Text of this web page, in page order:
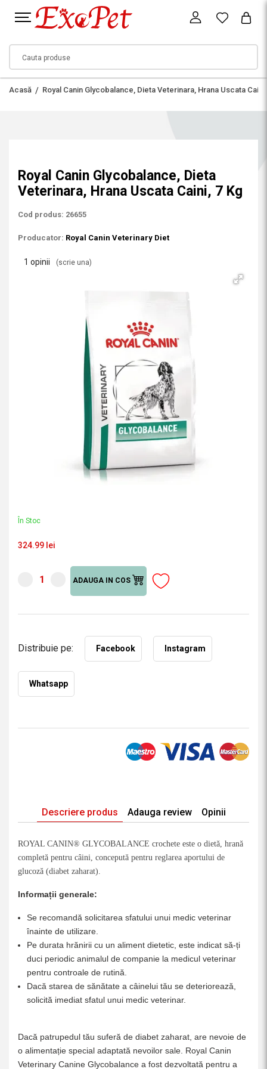
Acasă Royal Canin Glycobalance, Dieta Veterinara, Hrana Uscata
Descriere produs Adauga review Opinii
ROYAL CANIN® GLYCOBALANCE crochete este o dietă, hrană
completă pentru câini, concepută pentru reglarea aportului de
glucoză (diabet zaharat).
Informații generale:
Se recomandă solicitarea sfatului unui medic veterinar
înainte de utilizare.
Pe durata hrănirii cu un aliment dietetic, este indicat să-ți
duci periodic animalul de companie la medicul veterinar
pentru controale de rutină.
Dacă starea de sănătate a câinelui tău se deteriorează,
solicită imediat sfatul unui medic veterinar.
Dacă patrupedul tău suferă de diabet zaharat, are nevoie de
o alimentație special adaptată nevoilor sale. Royal Canin
Veterinary Canine Glycobalance a fost dezvoltată pentru a
Royal Canin Glycobalance, Dieta
Veterinara, Hrana Uscata Caini, 7 Kg
Cod produs: 26655
Producator: Royal Canin Veterinary Diet
1 opinii (scrie una)
În Stoc
324.99 lei
ADAUGA IN COS
Distribuie pe: Facebook Instagram
Whatsapp